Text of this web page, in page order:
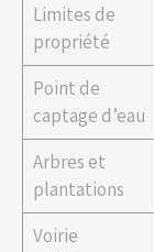
Limites de
propriété
Point de
captage d’eau
Arbres et
plantations
Voirie